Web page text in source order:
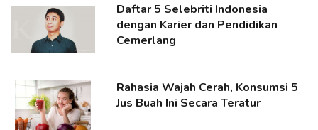
Daftar 5 Selebriti Indonesia
dengan Karier dan Pendidikan
Cemerlang
Rahasia Wajah Cerah, Konsumsi 5
Jus Buah Ini Secara Teratur